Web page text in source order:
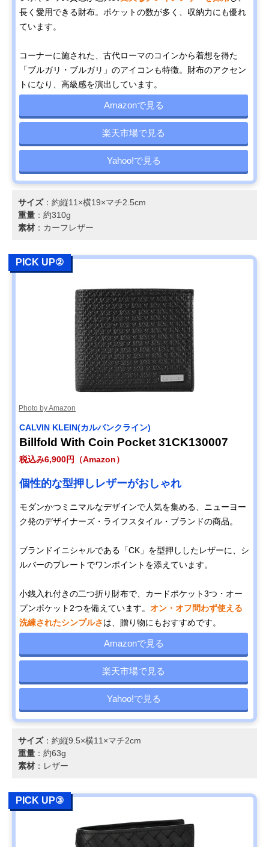
長く愛用できる財布。ポケットの数が多く、収納力にも優れ
ています。
コーナーに施された、古代ローマのコインから着想を得た
「ブルガリ・ブルガリ」のアイコンも特徴。財布のアクセン
トになり、高級感を演出しています。
Amazonで見る
楽天市場で見る
Yahoo!で見る
サイズ：約縦11×横19×マチ2.5cm
重量 ：約310g
素材 ：カーフレザー
PICK UP②
Photo by Amazon
CALVIN KLEIN(カルバンクライン)
Billfold With Coin Pocket 31CK130007
税込み6,900円（Amazon）
個性的な型押しレザーがおしゃれ
モダンかつミニマルなデザインで人気を集める、ニューヨー
ク発のデザイナーズ・ライフスタイル・ブランドの商品。
ブランドイニシャルである「CK」を型押ししたレザーに、シ
ルバーのプレートでワンポイントを添えています。
小銭入れ付きの二つ折り財布で、カードポケット3つ・オー
プンポケット2つを備えています。 オン・オフ問わず使える
洗練されたシンプルさは、贈り物にもおすすめです。
Amazonで見る
楽天市場で見る
Yahoo!で見る
サイズ：約縦9.5×横11×マチ2cm
重量 ：約63g
素材 ：レザー
PICK UP③